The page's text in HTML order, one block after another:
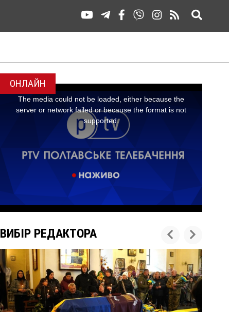
ОНЛАЙН
ВИБІР РЕДАКТОРА